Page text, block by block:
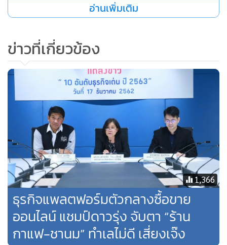
ธุรกิจเกี่ยวกับผู้สูงอายุ
ธุรกิจพลังงาน
อ่านเพิ่มเติม
ข่าวที่เกี่ยวข้อง
1,366
ธุรกิจแพลตฟอร์มตัวกลางซื้อขาย
ออนไลน์ แชมป์ดาวรุ่ง จับตา “ร้าน
กาแฟ-ชานม” ทำเลไม่ดี เสี่ยงเจ๊ง